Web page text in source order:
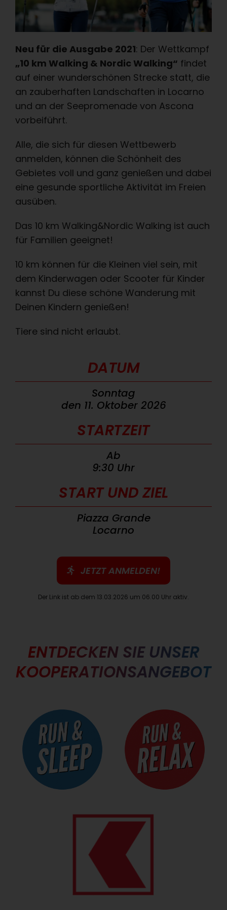
Neu für die Ausgabe 2021: Der Wettkampf
„10 km Walking & Nordic Walking“ findet
auf einer wunderschönen Strecke statt, die
an zauberhaften Landschaften in Locarno
und an der Seepromenade von Ascona
vorbeiführt.
Alle, die sich für diesen Wettbewerb
anmelden, können die Schönheit des
Gebietes voll und ganz genießen und dabei
eine gesunde sportliche Aktivität im Freien
ausüben.
Das 10 km Walking&Nordic Walking ist auch
für Familien geeignet!
10 km können für die Kleinen viel sein, mit
dem Kinderwagen oder Scooter für Kinder
kannst Du diese schöne Wanderung mit
Deinen Kindern genießen!
Tiere sind nicht erlaubt.
DATUM
Sonntag
den 11. Oktober 2026
STARTZEIT
Ab
9:30 Uhr
START UND ZIEL
Piazza Grande
Locarno
JETZT ANMELDEN!
Der Link ist ab dem 13.03.2026 um 06.00 Uhr aktiv.
ENTDECKEN SIE UNSER
KOOPERATIONSANGEBOT